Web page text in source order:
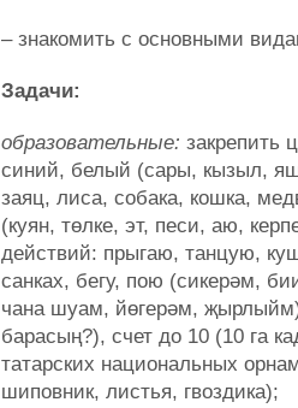
– знакомить с основными
Задачи:
образовательные: закрепить
синий, белый (сары, кызыл,
заяц, лиса, собака, кошка,
(куян, төлке, эт, песи, аю,
действий: прыгаю, танцую,
санках, бегу, пою (сикерәм,
чана шуам, йөгерәм,
барасың?), счет до 10 (10 га
татарских национальных
шиповник, листья, гвоздика);